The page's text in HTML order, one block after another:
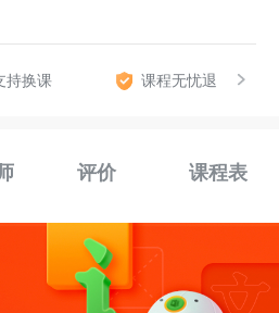
持换课 课程无忧退
评价 课程表